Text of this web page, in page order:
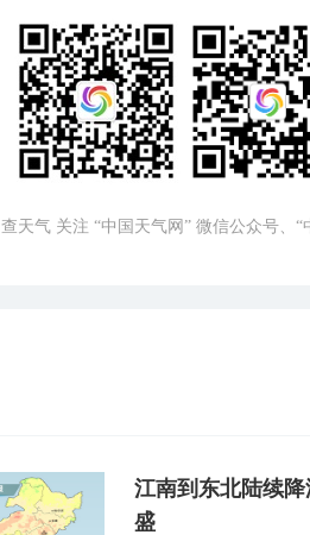
查天气 关注 “中国天气网” 微信公众号、
江南到东北陆续
盛